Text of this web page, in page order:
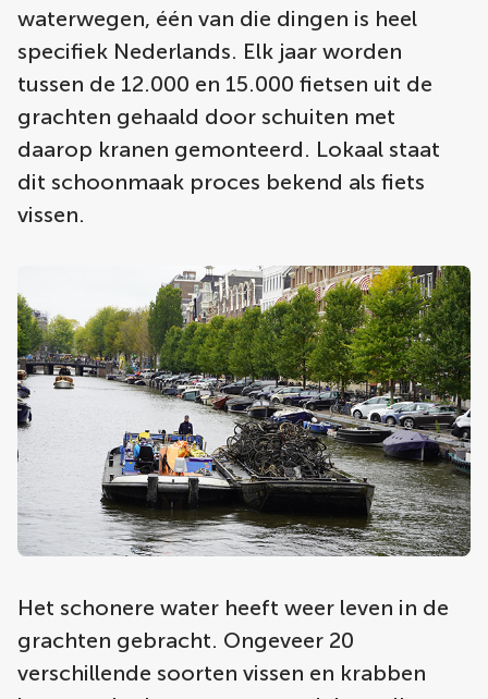
waterwegen, één van die dingen is heel
specifiek Nederlands. Elk jaar worden
tussen de 12.000 en 15.000 fietsen uit de
grachten gehaald door schuiten met
daarop kranen gemonteerd. Lokaal staat
dit schoonmaak proces bekend als fiets
vissen.
Het schonere water heeft weer leven in de
grachten gebracht. Ongeveer 20
verschillende soorten vissen en krabben